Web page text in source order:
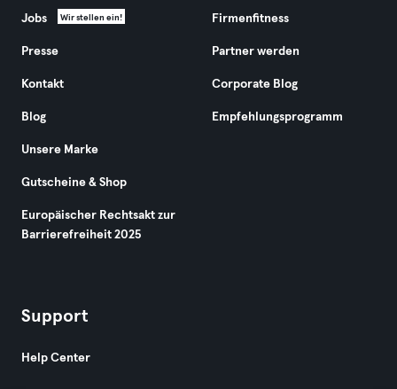
Jobs Wir stellen ein!
Presse
Kontakt
Blog
Unsere Marke
Gutscheine & Shop
Europäischer Rechtsakt zur
Barrierefreiheit 2025
Firmenfitness
Partner werden
Corporate Blog
Empfehlungsprogramm
Support
Help Center